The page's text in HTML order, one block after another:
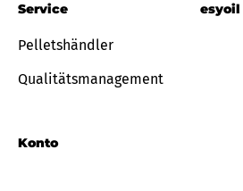
Service
Pelletshändler
Qualitätsmanagement
Konto
esyoil